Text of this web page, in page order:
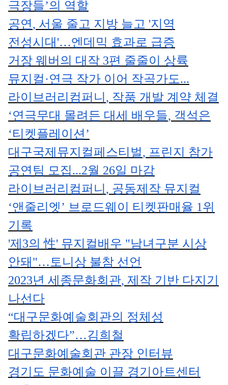
극장들’의 역할
공연, 서울 줄고 지방 늘고 '지역
전성시대 '…엔데믹 효과로 급증
거장 웨버의 대작 3편 줄줄이 상륙
뮤지컬·연극 작가 이어 작곡가도...
라이브러리컴퍼니 , 작품 개발 계약 체결
‘연극무대 몰려든 대세 배우들, 객석은
‘티켓플레이션’
대구국제뮤지컬페스티벌, 프린지 참가
공연팀 모집...2월 26일 마감
라이브러리컴퍼니 , 공동제작 뮤지컬
‘앤줄리엣’ 브로드웨이 티켓판매율 1위
기록
'제 3의性' 뮤지컬배우 "남녀구분 시상
안돼 "… 토니상 불참 선언
2023년 세종문화회관, 제작 기반 다지기
나선다
“대구문화예술회관의 정체성
확립하겠다”…김희철
대구문화예술회관 관장 인터뷰
경기도 문화예술 이끌 경기아트센터